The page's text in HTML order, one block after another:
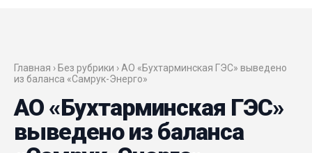
Главная › Без рубрики › АО «Бухтарминская ГЭС» выведено
из баланса «Самрук-Энерго»
АО «Бухтарминская ГЭС»
выведено из баланса